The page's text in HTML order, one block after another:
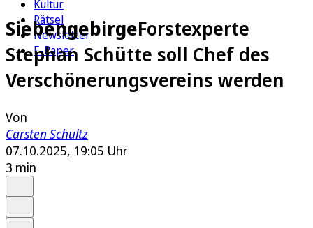
Kultur
Rätsel
Newsletter
E-Paper
SiebengebirgeForstexperte
Stephan Schütte soll Chef des
Verschönerungsvereins werden
Von
Carsten Schultz
07.10.2025, 19:05 Uhr
3 min